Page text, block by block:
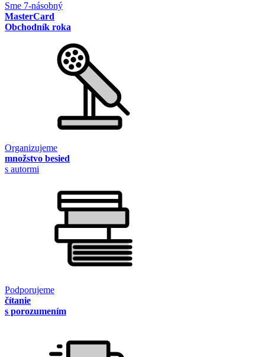
Sme 7-násobný
MasterCard
Obchodník roka
Organizujeme
množstvo besied
s autormi
Podporujeme
čítanie
s porozumením